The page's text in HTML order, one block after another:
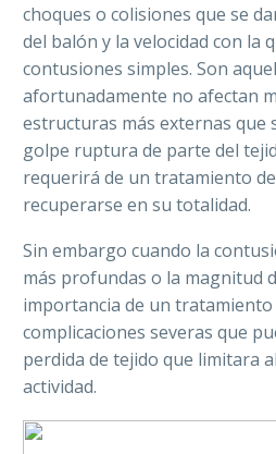
choques o colisiones que se
del balón y la velocidad con la
contusiones simples. Son
afortunadamente no afectan
estructuras más externas que
golpe ruptura de parte del
requerirá de un tratamiento
recuperarse en su totalidad.
Sin embargo cuando la
más profundas o la magnitud
importancia de un
complicaciones severas que
perdida de tejido que limitara
actividad.